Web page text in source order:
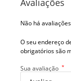
Avaliações
Não há
O seu endereço
obrigatórios são
Sua avaliação *